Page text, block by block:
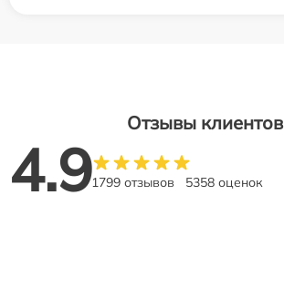
Отзывы клиентов
4.91799 отзывов 5358 оценок